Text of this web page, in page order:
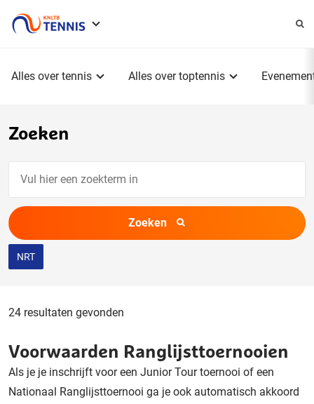
Alles over tennis Alles over toptennis
Zoeken
een
zoekterm
in
Zoeken
NRT
24 resultaten gevonden
Voorwaarden Ranglijsttoernooien
Als je je inschrijft voor een Junior Tour toernooi of een
Nationaal Ranglijsttoernooi ga je ook automatisch akkoord